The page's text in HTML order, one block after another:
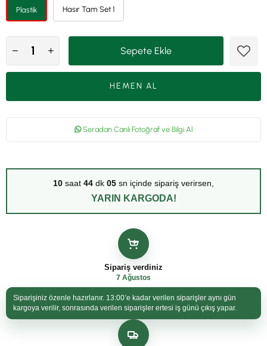
Plastik Hasır Tam Set 1
Seradan Canlı Fotoğraf ve Bilgi Al
10 saat 44 dk 05 sn içinde sipariş verirsen,
YARIN KARGODA!
Sipariş verdiniz
7 Ağustos
Siparişiniz özenle hazırlanır. 13:00’e kadar verilen siparişler aynı gün
kargoya verilir, sonrasında verilen siparişler ertesi iş günü çıkış yapar.